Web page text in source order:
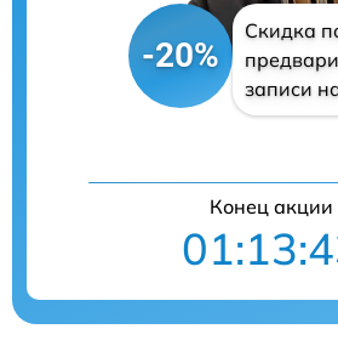
-20%
Скидка
записи
Конец акции